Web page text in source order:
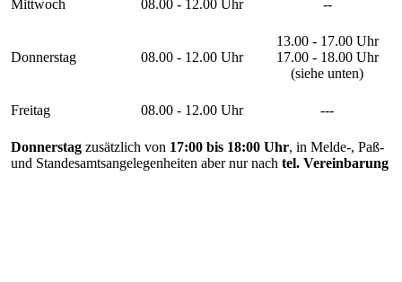
Mittwoch
08.00 - 12.00 Uhr --
Donnerstag 08.00 - 12.00 Uhr
13.00 - 17.00 Uhr
17.00 - 18.00 Uhr
(siehe unten)
Freitag 08.00 - 12.00 Uhr ---
Donnerstag zusätzlich von 17:00 bis 18:00 Uhr, in Melde-, Paß-
und Standesamtsangelegenheiten aber nur nach tel. Vereinbarung